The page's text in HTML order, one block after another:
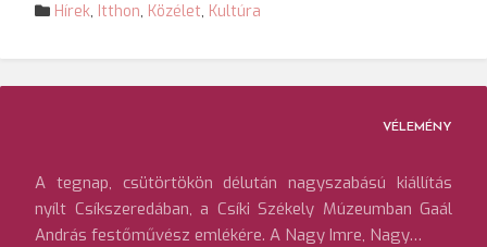
Hírek, Itthon, Közélet, Kultúra
VÉLEMÉNY
A tegnap, csütörtökön délután nagyszabású kiállítás
nyílt Csíkszeredában, a Csíki Székely Múzeumban Gaál
András festőművész emlékére. A Nagy Imre, Nagy…